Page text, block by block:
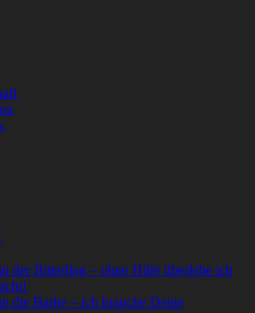
der Bitterling – ohne Hilfe überlebe ich
die Barbe – ich brauche Deine